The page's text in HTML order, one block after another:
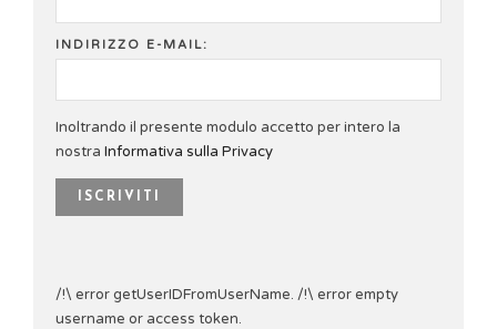
INDIRIZZO E-MAIL:
Inoltrando il presente modulo accetto per intero la
nostra Informativa sulla Privacy
/!\ error getUserIDFromUserName. /!\ error empty
username or access token.